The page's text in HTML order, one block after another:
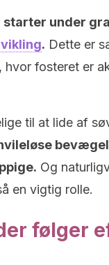
under
. Dette er
hvor fosteret er
til at lide af
Og
en vigtig rolle.
følger